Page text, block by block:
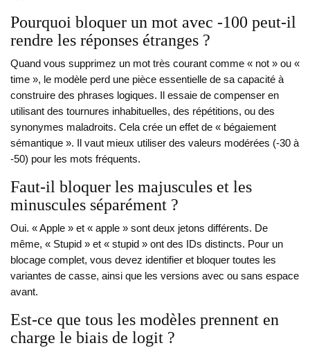
Pourquoi bloquer un mot avec -100 peut-il
rendre les réponses étranges ?
Quand vous supprimez un mot très courant comme « not » ou «
time », le modèle perd une pièce essentielle de sa capacité à
construire des phrases logiques. Il essaie de compenser en
utilisant des tournures inhabituelles, des répétitions, ou des
synonymes maladroits. Cela crée un effet de « bégaiement
sémantique ». Il vaut mieux utiliser des valeurs modérées (-30 à
-50) pour les mots fréquents.
Faut-il bloquer les majuscules et les
minuscules séparément ?
Oui. « Apple » et « apple » sont deux jetons différents. De
même, « Stupid » et « stupid » ont des IDs distincts. Pour un
blocage complet, vous devez identifier et bloquer toutes les
variantes de casse, ainsi que les versions avec ou sans espace
avant.
Est-ce que tous les modèles prennent en
charge le biais de logit ?